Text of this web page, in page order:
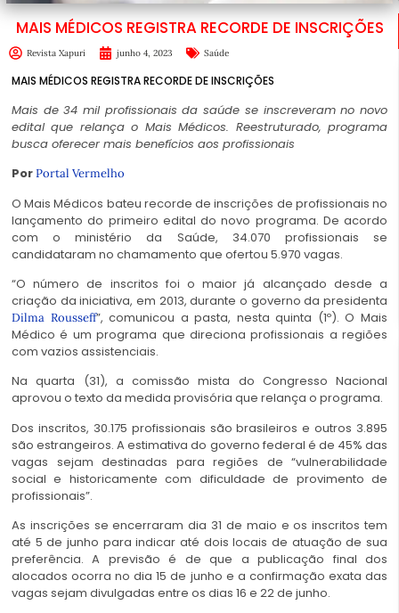
MAIS MÉDICOS REGISTRA RECORDE DE INSCRIÇÕES
Revista Xapuri junho 4, 2023 Saúde
MAIS MÉDICOS REGISTRA RECORDE DE INSCRIÇÕES
Mais de 34 mil profissionais da saúde se inscreveram no novo
edital que relança o Mais Médicos. Reestruturado, programa
busca oferecer mais benefícios aos profissionais
PorPortal Vermelho
O Mais Médicos bateu recorde de inscrições de profissionais no
lançamento do primeiro edital do novo programa. De acordo
com o ministério da Saúde, 34.070 profissionais se
candidataram no chamamento que ofertou 5.970 vagas.
“O número de inscritos foi o maior já alcançado desde a
criação da iniciativa, em 2013, durante o governo da presidenta
Dilma Rousseff”, comunicou a pasta, nesta quinta (1º). O Mais
Médico é um programa que direciona profissionais a regiões
com vazios assistenciais.
Na quarta (31), a comissão mista do Congresso Nacional
aprovou o texto da medida provisória que relança o programa.
Dos inscritos, 30.175 profissionais são brasileiros e outros 3.895
são estrangeiros. A estimativa do governo federal é de 45% das
vagas sejam destinadas para regiões de “vulnerabilidade
social e historicamente com dificuldade de provimento de
profissionais”.
As inscrições se encerraram dia 31 de maio e os inscritos tem
até 5 de junho para indicar até dois locais de atuação de sua
preferência. A previsão é de que a publicação final dos
alocados ocorra no dia 15 de junho e a confirmação exata das
vagas sejam divulgadas entre os dias 16 e 22 de junho.